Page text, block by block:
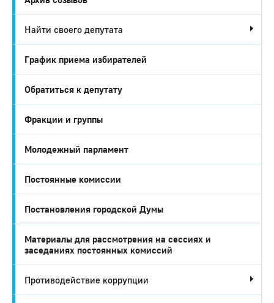
Найти своего депутата
График приема избирателей
Обратиться к депутату
Фракции и группы
Молодежный парламент
Постоянные комиссии
Постановления городской Думы
Материалы для рассмотрения на сессиях и
заседаниях постоянных комиссий
Противодействие коррупции